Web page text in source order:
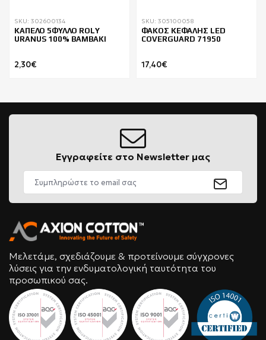
SKU: 302600134
ΚΑΠΕΛΟ 5ΦΥΛΛΟ ROLY
URANUS 100% BAMBAKI
2,30€
SKU: 305100058
ΦΑΚΟΣ ΚΕΦΑΛΗΣ LED
COVERGUARD 71950
17,40€
Εγγραφείτε στο Newsletter μας
Μελετάμε, σχεδιάζουμε & προτείνουμε σύγχρονες
λύσεις για την ενδυματολογική ταυτότητα του
προσωπικού σας.